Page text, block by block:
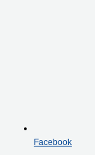
Facebook